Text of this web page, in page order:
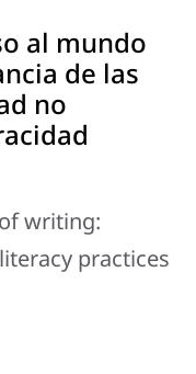
al mundo
de las
no
writing:
practices